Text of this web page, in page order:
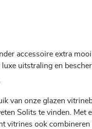
accessoire extra
uitstraling en
van onze glazen
Solits te vinden.
vitrines ook